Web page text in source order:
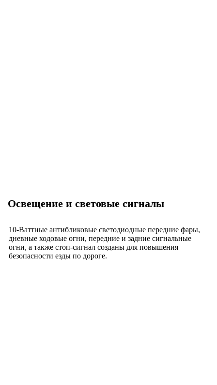
Освещение и световые сигналы
10-Ваттные антибликовые светодиодные передние фары,
дневные ходовые огни, передние и задние сигнальные
огни, а также стоп-сигнал созданы для повышения
безопасности езды по дороге.